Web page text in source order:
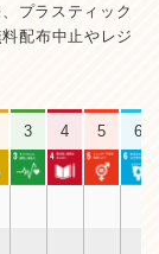
プラスティック
配布中止やレジ
3 4 5 6